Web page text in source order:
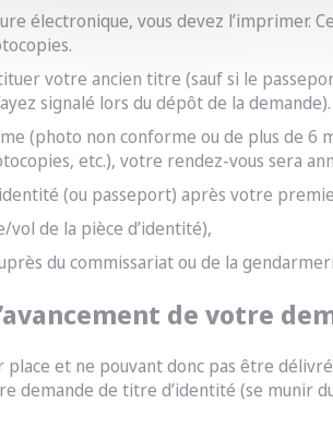
électronique, vous devez l’imprimer.
votre ancien titre (sauf si le
signalé lors du dépôt de la demande).
(photo non conforme ou de plus de
etc.), votre rendez-vous sera
(ou passeport) après votre
de la pièce d’identité),
du commissariat ou de la
de votre
place et ne pouvant donc pas être
demande de titre d’identité (se munir